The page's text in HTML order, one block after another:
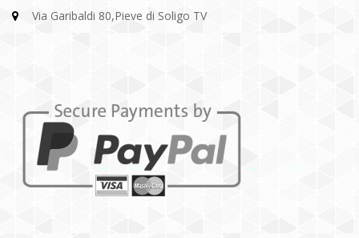
Via Garibaldi 80,Pieve di Soligo TV